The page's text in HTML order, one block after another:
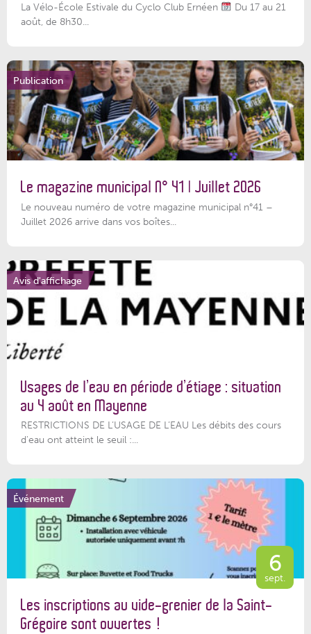
La Vélo-École Estivale du Cyclo Club Ernéen
Du 17 au 21
août, de 8h30...
Publication
Le magazine municipal N° 41 | Juillet 2026
Le nouveau numéro de votre magazine municipal n°41 –
Juillet 2026 arrive dans vos boîtes...
Avis d'affichage
Usages de l’eau en période d’étiage : situation
au 4 août en Mayenne
RESTRICTIONS DE L’USAGE DE L’EAU Les débits des cours
d'eau ont atteint le seuil :...
Événement
6
sept.
Les inscriptions au vide-grenier de la Saint-
Grégoire sont ouvertes !